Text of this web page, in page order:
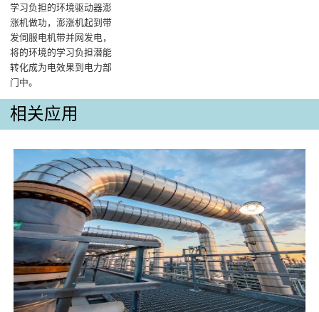
学习负担的环境驱动器澎
涨机做功，澎涨机起到带
发伺服电机带并网发电，
将的环境的学习负担潜能
转化成为电效果到电力部
门中‌。
相关应用